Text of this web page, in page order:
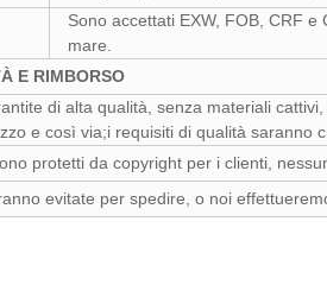
Sono accettati EXW, FOB, CRF
mare.
E RIMBORSO
di alta qualità, senza materiali
e così via;i requisiti di qualità saranno
protetti da copyright per i clienti,
evitate per spedire, o noi